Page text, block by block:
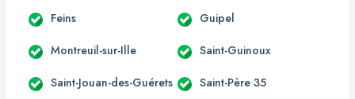
Feins Guipel
Montreuil-sur-Ille Saint-Guinoux
Saint-Jouan-des-Guérets Saint-Père 35